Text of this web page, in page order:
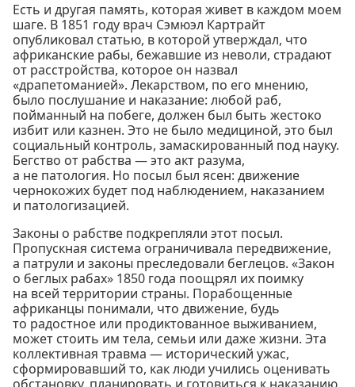
Есть и другая память, которая живет в каждом моем
шаге. В 1851 году врач Сэмюэл Картрайт
опубликовал статью, в которой утверждал, что
африканские рабы, бежавшие из неволи, страдают
от расстройства, которое он назвал
«драпетоманией». Лекарством, по его мнению,
было послушание и наказание: любой раб,
пойманный на побеге, должен был быть жестоко
избит или казнен. Это не было медициной, это был
социальный контроль, замаскированный под науку.
Бегство от рабства — это акт разума,
а не патология. Но посыл был ясен: движение
чернокожих будет под наблюдением, наказанием
и патологизацией.
Законы о рабстве подкрепляли этот посыл.
Пропускная система ограничивала передвижение,
а патрули и законы преследовали беглецов. «Закон
о беглых рабах» 1850 года поощрял их поимку
на всей территории страны. Порабощенные
африканцы понимали, что движение, будь
то радостное или продиктованное выживанием,
может стоить им тела, семьи или даже жизни. Эта
коллективная травма — исторический ужас,
сформировавший то, как люди учились оценивать